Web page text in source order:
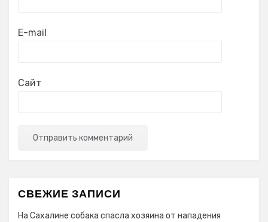
E-mail
Сайт
СВЕЖИЕ ЗАПИСИ
На Сахалине собака спасла хозяина от нападения